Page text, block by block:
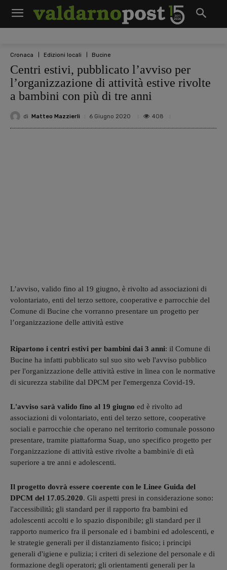
Cronaca Edizioni locali Bucine
Centri estivi, pubblicato l’avviso per
l’organizzazione di attività estive rivolte
a bambini con più di tre anni
di Matteo Mazzierli 6 Giugno 2020 408
L’avviso, valido fino al 19 giugno, è rivolto ad associazioni di
volontariato, enti del terzo settore, cooperative e parrocchie del
Comune di Bucine che vorranno presentare un progetto per
l’organizzazione delle attività estive
Ripartono i centri estivi per bambini dai 3 anni: il Comune di
Bucine ha infatti pubblicato sul suo sito web l'avviso pubblico
per l'organizzazione delle attività estive in linea con le normative
di sicurezza stabilite dal DPCM per l'emergenza Covid-19.
L'avviso sarà valido fino al 19 giugno ed è rivolto ad
associazioni di volontariato, enti del terzo settore, cooperative
sociali e parrocchie che operano nel territorio comunale possono
presentare, tramite piattaforma Suap, uno specifico progetto per
l'organizzazione di attività estive rivolte a bambini/e di età
superiore a tre anni e adolescenti.
Il progetto dovrà essere coerente con le Linee Guida del
DPCM del 17.05.2020. Gli aspetti presi in considerazione sono:
l'accessibilità; gli standard per il rapporto fra bambini ed
adolescenti accolti e lo spazio disponibile; gli standard per il
rapporto numerico fra il personale ed i bambini ed adolescenti, e
le strategie generali per il distanziamento fisico; i principi
generali d'igiene e pulizia; i criteri di selezione del personale e di
formazione degli operatori; gli orientamenti generali per la